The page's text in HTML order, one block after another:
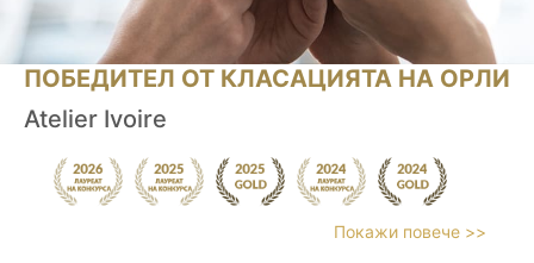
ПОБЕДИТЕЛ ОТ КЛАСАЦИЯТА НА ОРЛИ
Atelier Ivoire
Покажи повече >>